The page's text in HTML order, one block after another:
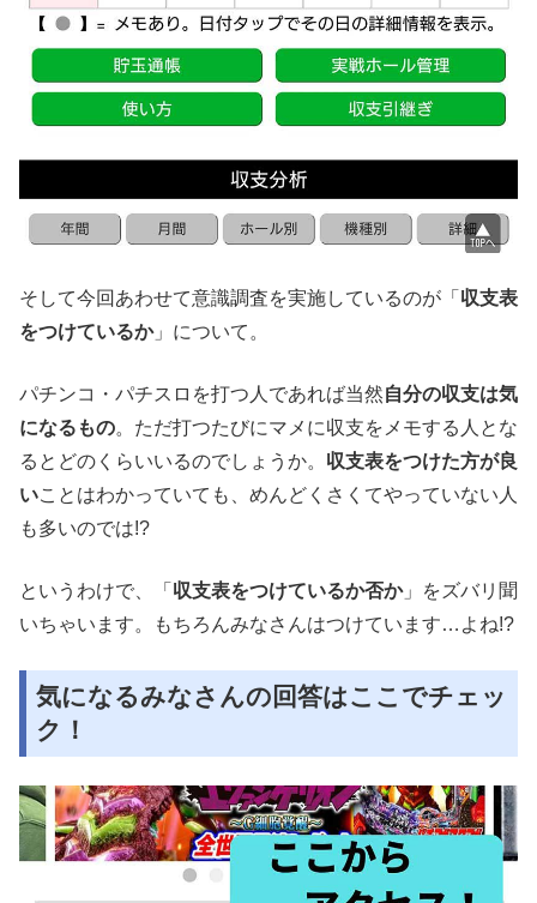
そして今回あわせて意識調査を実施しているのが「 収支表
をつけているか」について。
パチンコ・パチスロを打つ人であれば当然自分の収支は気
になるもの。ただ打つたびにマメに収支をメモする人とな
るとどのくらいいるのでしょうか。 収支表をつけた方が良
いことはわかっていても、めんどくさくてやっていない人
も多いのでは!?
というわけで、「 収支表をつけているか否か」をズバリ聞
いちゃいます。もちろんみなさんはつけています…よね!?
気になるみなさんの回答はここでチェッ
ク！